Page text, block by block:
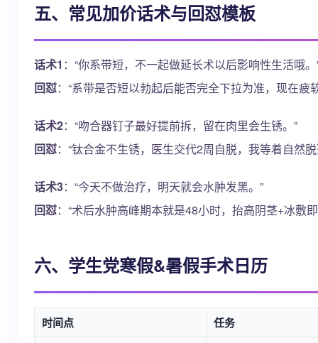
五、常见加价话术与回怼模板
话术1 ：“你系带短，不一起做延长术以后影响性生活哦。
回怼：“系带是否短以勃起后能否完全下拉为准，现在
话术2：“吻合器钉子最好提前拆，留在肉里会生锈。”
回怼：“钛合金不生锈，医生交代2周自脱，我等着自然脱
话术3：“今天不做治疗，明天就会水肿发黑。”
回怼：“术后水肿高峰期本就是48小时，抬高阴茎+冰敷
六、学生党寒假&暑假手术日历
时间点 任务